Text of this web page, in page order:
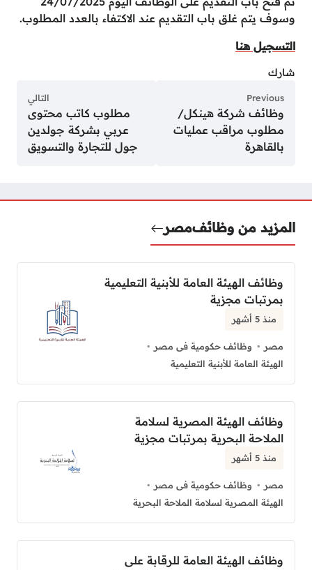
وسوف يتم غلق باب التقديم عند الاكتفاء بالعدد المطلوب.
التسجيل هنا
شارك
Previous
وظائف شركة هينكل/
مطلوب مراقب عمليات
بالقاهرة
التالي
مطلوب كاتب محتوى
عربي بشركة جولدين
جول للتجارة والتسويق
المزيد من وظائفمصر
وظائف الهيئة العامة للأبنية التعليمية
بمرتبات مجزية
منذ 5 أشهر
مصر
وظائف حكومية فى مصر
الهيئة العامة للأبنية التعليمية
وظائف الهيئة المصرية لسلامة
الملاحة البحرية بمرتبات مجزية
منذ 5 أشهر
مصر
وظائف حكومية فى مصر
الهيئة المصرية لسلامة الملاحة البحرية
وظائف الهيئة العامة للرقابة على